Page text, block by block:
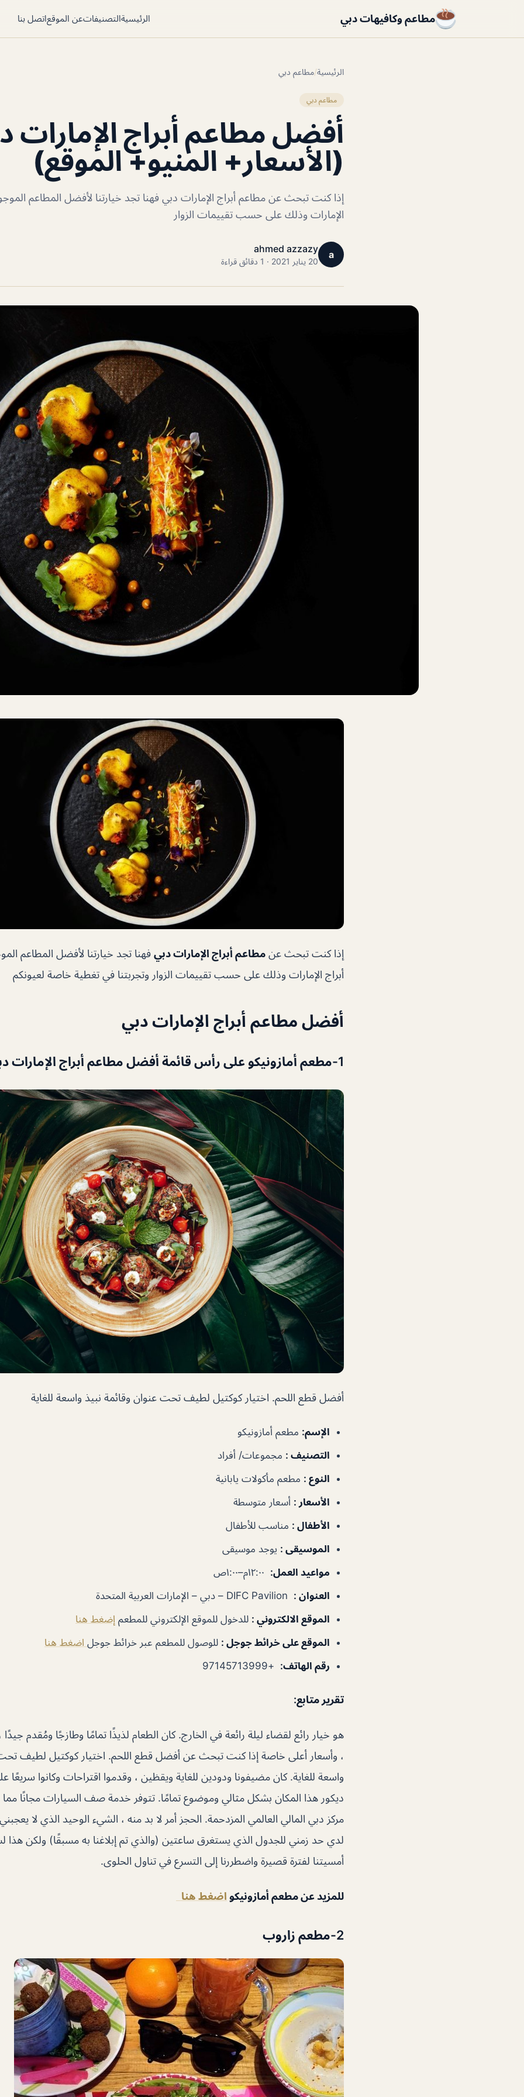
مطاعم وكافيهات دبي الرئيسيةالتصنيفاتعن الموقعاتصل بنا
الرئيسية/مطاعم دبي
مطاعم دبي
أفضل مطاعم أبراج الإمارات
(الأسعار+ المنيو+ الموقع)
إذا كنت تبحث عن مطاعم أبراج الإمارات دبي فهنا تجد خيارتنا لأفضل المطاعم
الإمارات وذلك على حسب تقييمات الزوار
a
ahmed azzazy
20 يناير 2021 · 1 دقائق قراءة
إذا كنت تبحث عن مطاعم أبراج الإمارات دبي فهنا تجد خيارتنا لأفضل المطاعم
أبراج الإمارات وذلك على حسب تقييمات الزوار وتجربتنا في تغطية خاصة لعيونكم
أفضل مطاعم أبراج الإمارات دبي
1- مطعم أمازونيكو على رأس قائمة أفضل مطاعم أبراج الإمارات
أفضل قطع اللحم. اختيار كوكتيل لطيف تحت عنوان وقائمة نبيذ واسعة للغاية
الإسم: مطعم أمازونيكو
التصنيف : مجموعات/ أفراد
النوع : مطعم مأكولات يابانية
الأسعار : أسعار متوسطة
الأطفال : مناسب للأطفال
الموسيقى : يوجد موسيقى
مواعيد العمل:
العنوان :
الموقع الالكتروني : للدخول للموقع الإلكتروني للمطعم إضغط هنا
الموقع على خرائط جوجل : للوصول للمطعم عبر خرائط جوجل اضغط هنا
رقم الهاتف:
+97145713999
تقرير متابع:
هو خيار رائع لقضاء ليلة رائعة في الخارج. كان الطعام لذيذًا تمامًا وطازجًا ومُقدم جيدًا
، وأسعار أعلى خاصة إذا كنت تبحث عن أفضل قطع اللحم. اختيار كوكتيل لطيف تحت
واسعة للغاية. كان مضيفونا ودودين للغاية ويقظين ، وقدموا اقتراحات وكانوا سريعًا
ديكور هذا المكان بشكل مثالي وموضوع تمامًا. تتوفر خدمة صف السيارات مجانًا
مركز دبي المالي العالمي المزدحمة. الحجز أمر لا بد منه ، الشيء الوحيد الذي لا
لدي حد زمني للجدول الذي يستغرق ساعتين (والذي تم إبلاغنا به مسبقًا) ولكن هذا
أمسيتنا لفترة قصيرة واضطررنا إلى التسرع في تناول الحلوى.
للمزيد عن مطعم أمازونيكو اضغط هنا
2-مطعم زاروب